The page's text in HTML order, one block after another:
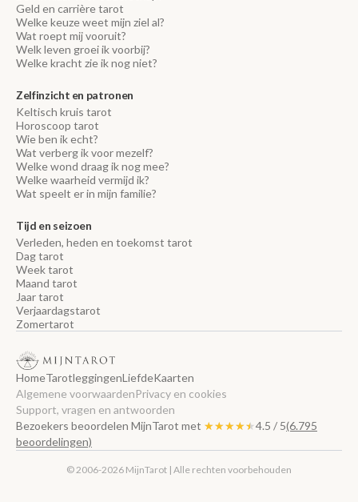
Geld en carrière tarot
Welke keuze weet mijn ziel al?
Wat roept mij vooruit?
Welk leven groei ik voorbij?
Welke kracht zie ik nog niet?
Zelfinzicht en patronen
Keltisch kruis tarot
Horoscoop tarot
Wie ben ik echt?
Wat verberg ik voor mezelf?
Welke wond draag ik nog mee?
Welke waarheid vermijd ik?
Wat speelt er in mijn familie?
Tijd en seizoen
Verleden, heden en toekomst tarot
Dag tarot
Week tarot
Maand tarot
Jaar tarot
Verjaardagstarot
Zomertarot
HomeTarotleggingenLiefdeKaarten
Algemene voorwaardenPrivacy en cookies
Support, vragen en antwoorden
Bezoekers beoordelen MijnTarot met ★★★★★
★★★★★4.5 / 5(6.795
beoordelingen)
© 2006-2026 MijnTarot | Alle rechten voorbehouden